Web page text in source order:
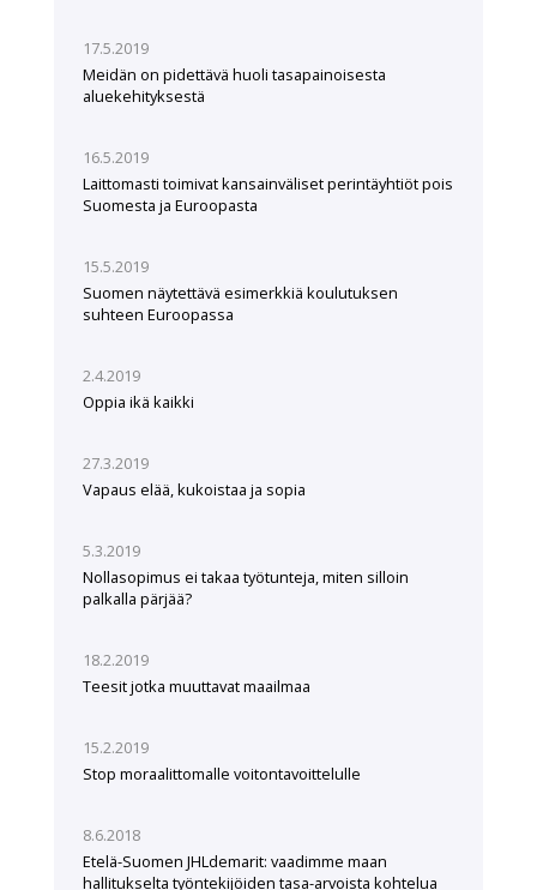
17.5.2019
Meidän on pidettävä huoli tasapainoisesta
aluekehityksestä
16.5.2019
Laittomasti toimivat kansainväliset perintäyhtiöt pois
Suomesta ja Euroopasta
15.5.2019
Suomen näytettävä esimerkkiä koulutuksen
suhteen Euroopassa
2.4.2019
Oppia ikä kaikki
27.3.2019
Vapaus elää, kukoistaa ja sopia
5.3.2019
Nollasopimus ei takaa työtunteja, miten silloin
palkalla pärjää?
18.2.2019
Teesit jotka muuttavat maailmaa
15.2.2019
Stop moraalittomalle voitontavoittelulle
8.6.2018
Etelä-Suomen JHLdemarit: vaadimme maan
hallitukselta työntekijöiden tasa-arvoista kohtelua